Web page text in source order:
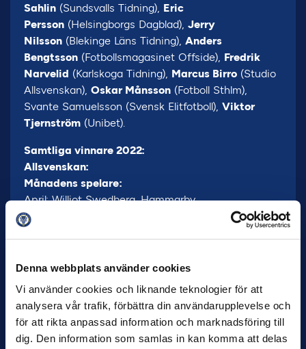
Denna webbplats använder cookies
Vi använder cookies och liknande teknologier för att
analysera vår trafik, förbättra din användarupplevelse och
för att rikta anpassad information och marknadsföring till
dig. Den information som samlas in kan komma att delas
Sahlin (Sundsvalls Tidning), Eric
Persson (Helsingborgs Dagblad), Jerry
Nilsson (Blekinge Läns Tidning), Anders
Bengtsson (Fotbollsmagasinet Offside), Fredrik
Narvelid (Karlskoga Tidning), Marcus Birro (Studio
Allsvenskan), Oskar Månsson (Fotboll Sthlm),
Svante Samuelsson (Svensk Elitfotboll), Viktor
Tjernström (Unibet).
Samtliga vinnare 2022:
Allsvenskan:
Månadens spelare:
April: Williot Swedberg, Hammarby
Maj: Alexander Jeremejeff, BK Häcken
September: Marcus Antonsson, IFK Värnamo
Månadens tränare:
April: Martí Cifuentes, Hammarby
Maj: Per-Mathias Högmo, BK Häcken